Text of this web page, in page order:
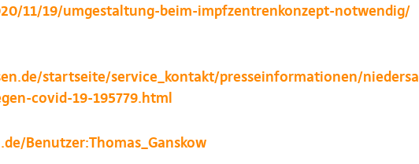
11/19/umgestaltung-beim-impfzentrenkonzept-notwendig/
startseite/service_kontakt/presseinformationen/niedersa
covid-19-195779.html
Benutzer:Thomas_Ganskow